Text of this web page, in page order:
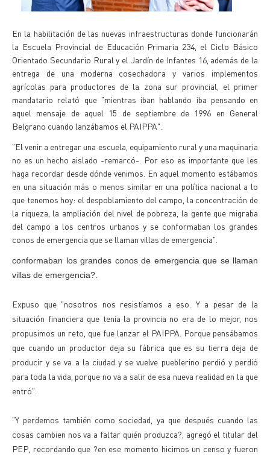
En la habilitación de las nuevas infraestructuras donde funcionarán
la Escuela Provincial de Educación Primaria 234, el Ciclo Básico
Orientado Secundario Rural y el Jardín de Infantes 16, además de la
entrega de una moderna cosechadora y varios implementos
agrícolas para productores de la zona sur provincial, el primer
mandatario relató que "mientras iban hablando iba pensando en
aquel mensaje de aquel 15 de septiembre de 1996 en General
Belgrano cuando lanzábamos el PAIPPA".
"El venir a entregar una escuela, equipamiento rural y una maquinaria
no es un hecho aislado -remarcó-. Por eso es importante que les
haga recordar desde dónde venimos. En aquel momento estábamos
en una situación más o menos similar en una política nacional a lo
que tenemos hoy: el despoblamiento del campo, la concentración de
la riqueza, la ampliación del nivel de pobreza, la gente que migraba
del campo a los centros urbanos y se conformaban los grandes
conos de emergencia que se llaman villas de emergencia".
conformaban los grandes conos de emergencia que se llaman
villas de emergencia?.
Expuso que "nosotros nos resistíamos a eso. Y a pesar de la
situación financiera que tenía la provincia no era de lo mejor, nos
propusimos un reto, que fue lanzar el PAIPPA. Porque pensábamos
que cuando un productor deja su fábrica que es su tierra deja de
producir y se va a la ciudad y se vuelve pueblerino perdió y perdió
para toda la vida, porque no va a salir de esa nueva realidad en la que
entró".
"Y perdemos también como sociedad, ya que después cuando las
cosas cambien nos va a faltar quién produzca?, agregó el titular del
PEP, recordando que ?en ese momento hicimos un censo y fueron